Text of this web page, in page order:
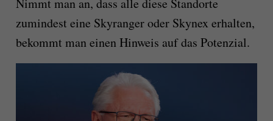
Nimmt man an, dass alle diese Standorte
zumindest eine Skyranger oder Skynex erhalten,
bekommt man einen Hinweis auf das Potenzial.